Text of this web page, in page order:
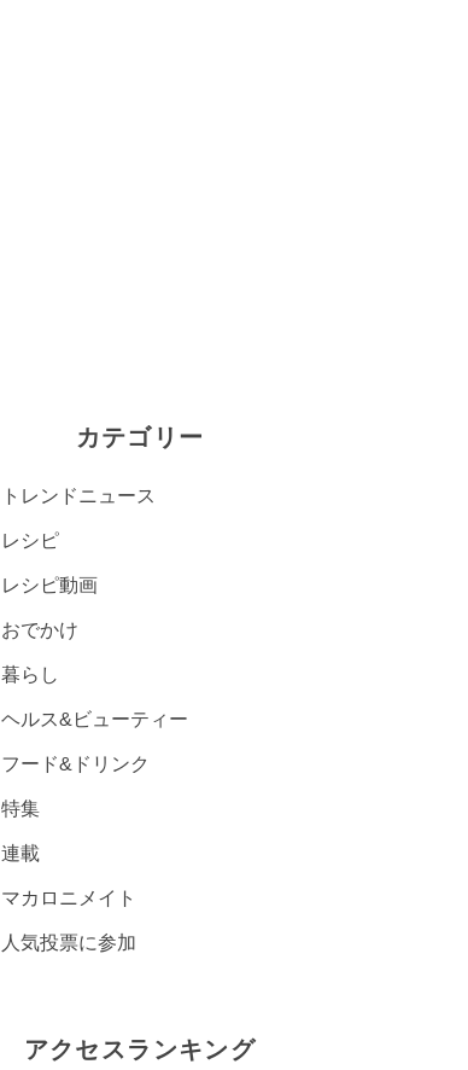
カテゴリー
トレンドニュース
レシピ
レシピ動画
おでかけ
暮らし
ヘルス&ビューティー
フード&ドリンク
特集
連載
マカロニメイト
人気投票に参加
アクセスランキング